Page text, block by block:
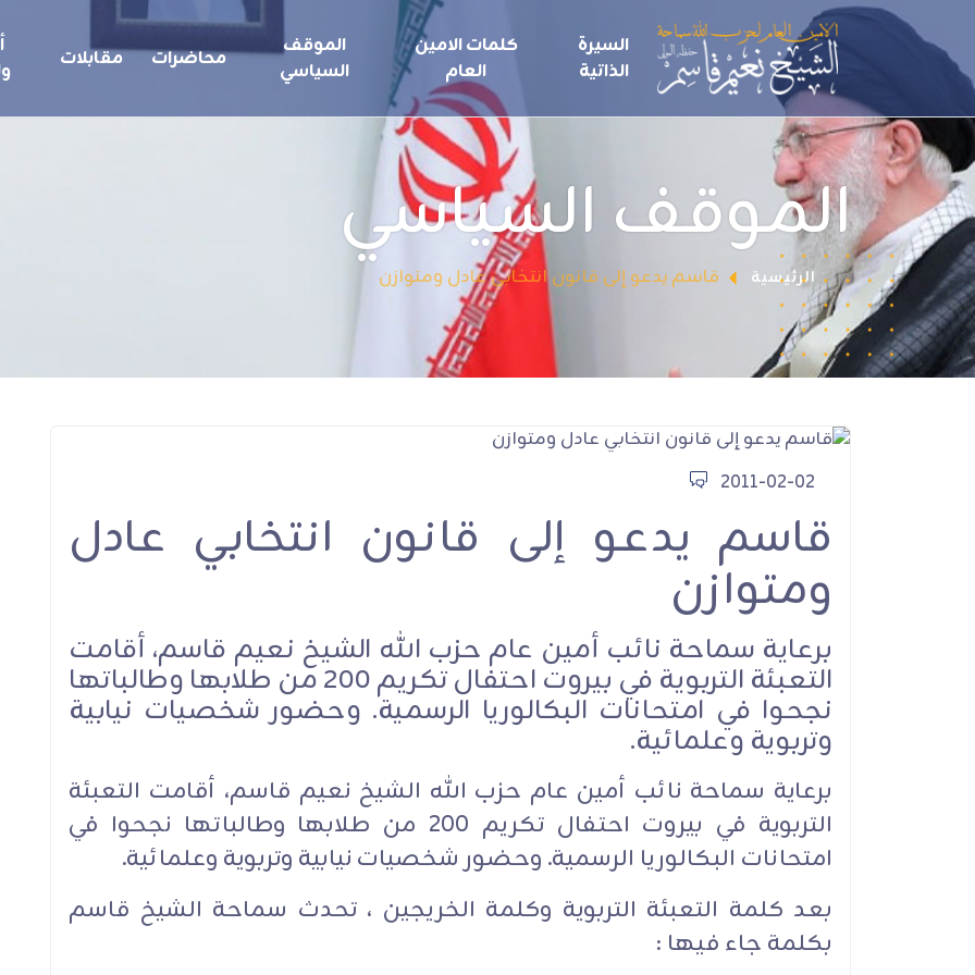
السيرة
الذاتية
كلمات الامين
العام
الموقف
السياسي
محاضرات مقابلات
الموقف السياسي
الرئيسية قاسم يدعو إلى قانون انتخابي عادل ومتوازن
2011-02-02
قاسم يدعو إلى قانون انتخابي عادل
ومتوازن
برعاية سماحة نائب أمين عام حزب الله الشيخ نعيم قاسم، أقامت
التعبئة التربوية في بيروت احتفال تكريم 200 من طلابها وطالباتها
نجحوا في امتحانات البكالوريا الرسمية. وحضور شخصيات نيابية
وتربوية وعلمائية.
برعاية سماحة نائب أمين عام حزب الله الشيخ نعيم قاسم، أقامت التعبئة
التربوية في بيروت احتفال تكريم 200 من طلابها وطالباتها نجحوا في
امتحانات البكالوريا الرسمية. وحضور شخصيات نيابية وتربوية وعلمائية.
بعد كلمة التعبئة التربوية وكلمة الخريجين ، تحدث سماحة الشيخ قاسم
بكلمة جاء فيها :‏
الأمين العام لحزب الله
يعاهد الإمام الشهيد: لن
الطاغوت الأمريكي والإجرام
الصهيوني
الموقف السياسي
الشيخ قاسم في اقتتاح
معرض سوق "أرضي": مسار
الموقف السياسي
الشيخ قاسم: ربط
الإسرائيلي بنزع
الخطوط الحمراء
الموقف السياسي